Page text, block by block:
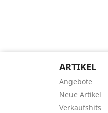
ARTIKEL
Angebote
Neue Artikel
Verkaufshits